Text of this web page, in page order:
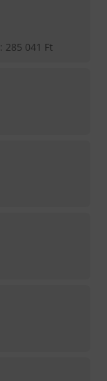
: 285 041 Ft